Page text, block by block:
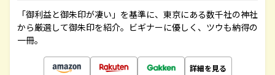
「御利益と御朱印が凄い」を基準に、東京にある数千社の神社
から厳選して御朱印を紹介。ビギナーに優しく、ツウも納得の
一冊。
詳細を見る